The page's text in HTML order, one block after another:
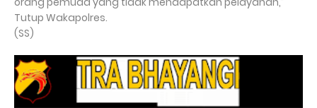
Tutup Wakapolres.
(SS)